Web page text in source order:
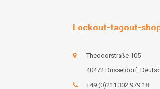
Lockout-tagout-
Theodorstraße 105
40472 Düsseldorf,
+49 (0)211 302 979 18